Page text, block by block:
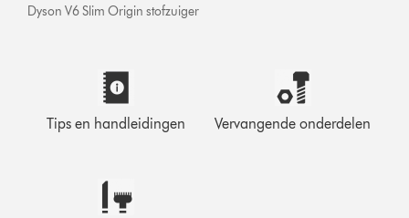
Dyson V6 Slim Origin stofzuiger
Tips en handleidingen Vervangende onderdelen